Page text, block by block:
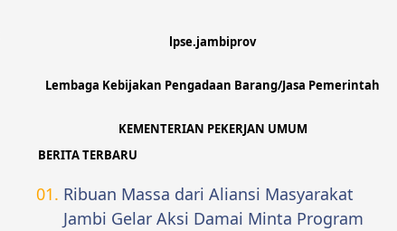
lpse.jambiprov
Lembaga Kebijakan Pengadaan Barang/Jasa Pemerintah
KEMENTERIAN PEKERJAN UMUM
BERITA TERBARU
Ribuan Massa dari Aliansi Masyarakat
Jambi Gelar Aksi Damai Minta Program